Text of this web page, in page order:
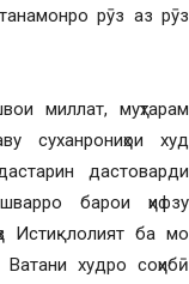
рӯз аз рӯз
миллат, муҳтарам
суханрониҳои худ
дастоварди
барои ҳифзу
Истиқлолият ба мо
худро соҳибӣ